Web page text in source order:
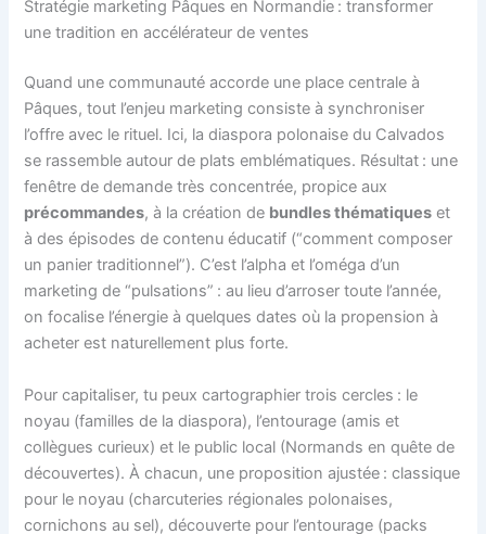
Stratégie marketing Pâques en Normandie : transformer
une tradition en accélérateur de ventes
Quand une communauté accorde une place centrale à
Pâques, tout l’enjeu marketing consiste à synchroniser
l’offre avec le rituel. Ici, la diaspora polonaise du Calvados
se rassemble autour de plats emblématiques. Résultat : une
fenêtre de demande très concentrée, propice aux
précommandes, à la création de bundles thématiques et
à des épisodes de contenu éducatif (“comment composer
un panier traditionnel”). C’est l’alpha et l’oméga d’un
marketing de “pulsations” : au lieu d’arroser toute l’année,
on focalise l’énergie à quelques dates où la propension à
acheter est naturellement plus forte.
Pour capitaliser, tu peux cartographier trois cercles : le
noyau (familles de la diaspora), l’entourage (amis et
collègues curieux) et le public local (Normands en quête de
découvertes). À chacun, une proposition ajustée : classique
pour le noyau (charcuteries régionales polonaises,
cornichons au sel), découverte pour l’entourage (packs